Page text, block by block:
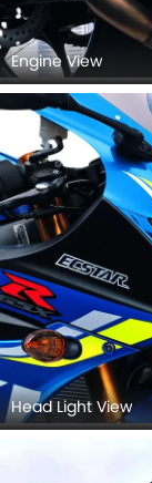
Engine View
Head Light View